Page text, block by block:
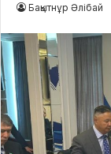
Бақытнұр Әлібай